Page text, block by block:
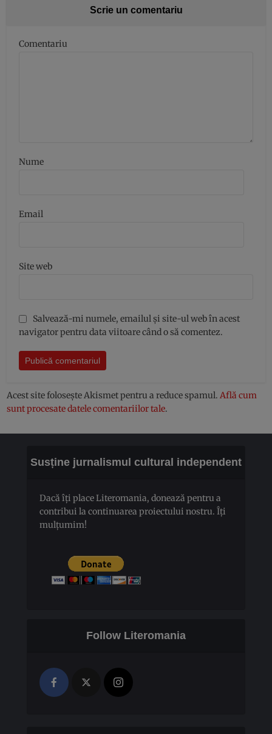
Scrie un comentariu
Comentariu
Nume
Email
Site web
Salvează-mi numele, emailul și site-ul web în acest
navigator pentru data viitoare când o să comentez.
Acest site folosește Akismet pentru a reduce spamul.Află cum
sunt procesate datele comentariilor tale.
Susține jurnalismul cultural independent
Dacă îți place Literomania, donează pentru a
contribui la continuarea proiectului nostru. Îți
mulțumim!
Follow Literomania